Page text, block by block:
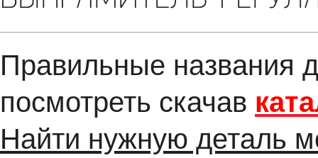
Правильные названия
посмотреть скачав
Найти нужную деталь